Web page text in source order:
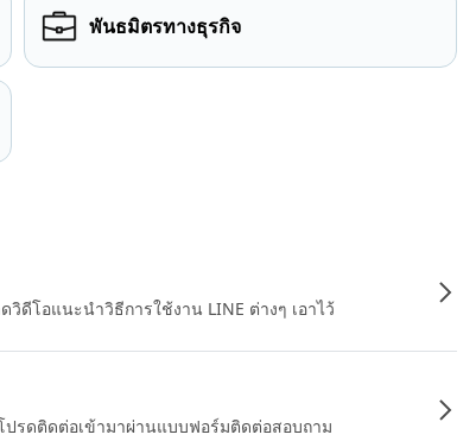
พันธมิตรทางธุรกิจ
ดีโอแนะนำวิธีการใช้งาน LINE ต่างๆ เอาไว้
รดติดต่อเข้ามาผ่านแบบฟอร์มติดต่อสอบถาม